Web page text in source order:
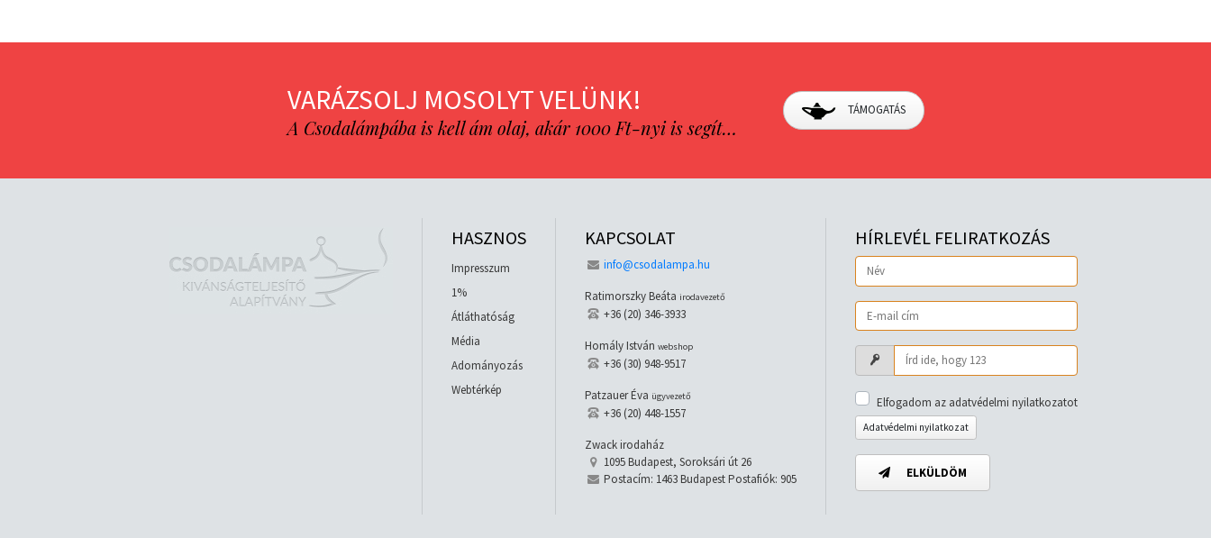
VARÁZSOLJ MOSOLYT VELÜNK!
A Csodalámpába is kell ám olaj, akár 1000 Ft-nyi is segít…
TÁMOGATÁS
HASZNOS
Impresszum
1%
Átláthatóság
Média
Adományozás
Webtérkép
KAPCSOLAT
info@csodalampa.hu
Ratimorszky Beáta irodavezető
+36 (20) 346-3933
Homály István webshop
+36 (30) 948-9517
Patzauer Éva ügyvezető
+36 (20) 448-1557
Zwack irodaház
1095 Budapest, Soroksári út 26
Postacím: 1463 Budapest Postafiók: 905
HÍRLEVÉL FELIRATKOZÁS
Elfogadom az adatvédelmi nyilatkozatot
Adatvédelmi nyilatkozat
ELKÜLDÖM